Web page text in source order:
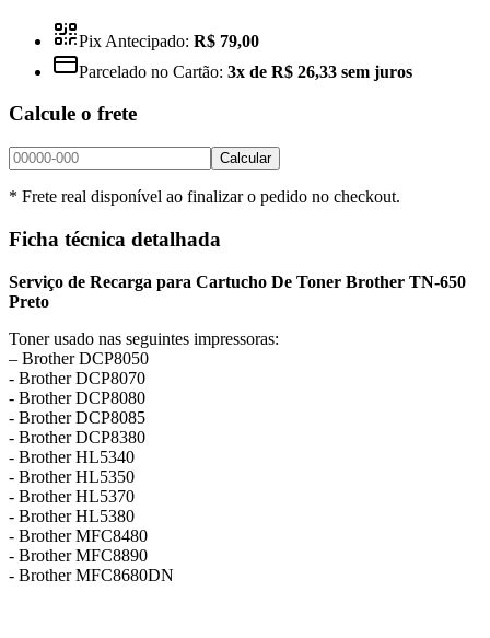
Pix Antecipado: R$ 79,00
Parcelado no Cartão: 3x de R$ 26,33 sem juros
Calcule o frete
Calcular
* Frete real disponível ao finalizar o pedido no checkout.
Ficha técnica detalhada
Serviço de Recarga para Cartucho De Toner Brother TN-650
Preto
Toner usado nas seguintes impressoras:
– Brother DCP8050
​- Brother DCP8070
​- Brother DCP8080
​- Brother DCP8085
​- Brother DCP8380
​- Brother​ HL5340
​- Brother HL5350
​- Brother HL5370
​- Brother HL5380
​- Brother MFC8480
​- Brother MFC8890
​- Brother MFC8680DN